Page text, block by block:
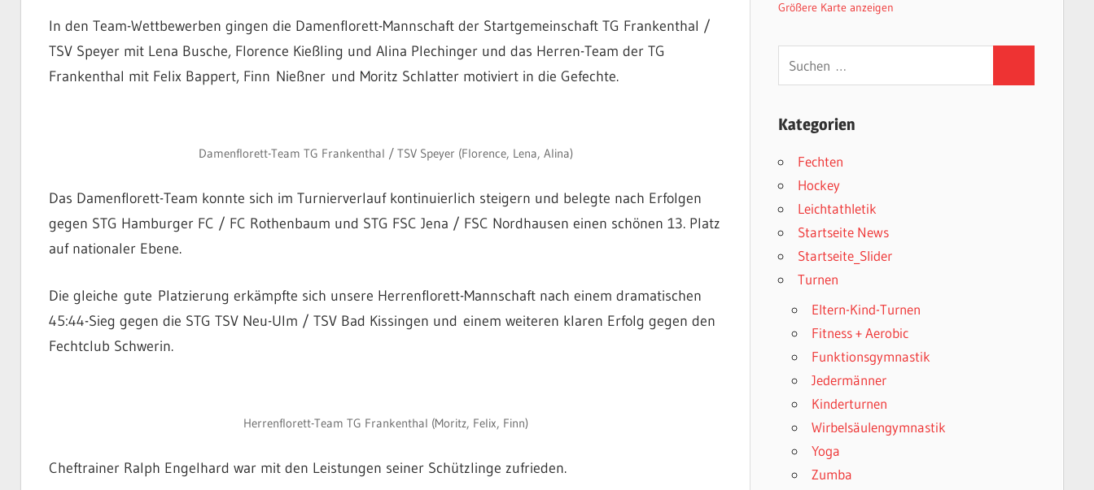
In den Team-Wettbewerben gingen die Damenflorett-Mannschaft der Startgemeinschaft TG Frankenthal /
TSV Speyer mit Lena Busche, Florence Kießling und Alina Plechinger und das Herren-Team der TG
Frankenthal mit Felix Bappert, Finn Nießner und Moritz Schlatter motiviert in die Gefechte.
Damenflorett-Team TG Frankenthal / TSV Speyer (Florence, Lena, Alina)
Das Damenflorett-Team konnte sich im Turnierverlauf kontinuierlich steigern und belegte nach Erfolgen
gegen STG Hamburger FC / FC Rothenbaum und STG FSC Jena / FSC Nordhausen einen schönen 13. Platz
auf nationaler Ebene.
Die gleiche gute Platzierung erkämpfte sich unsere Herrenflorett-Mannschaft nach einem dramatischen
45:44-Sieg gegen die STG TSV Neu-Ulm / TSV Bad Kissingen und einem weiteren klaren Erfolg gegen den
Fechtclub Schwerin.
Herrenflorett-Team TG Frankenthal (Moritz, Felix, Finn)
Cheftrainer Ralph Engelhard war mit den Leistungen seiner Schützlinge zufrieden.
Größere Karte anzeigen
Kategorien
Fechten
Hockey
Leichtathletik
Startseite News
Startseite_Slider
Turnen
Eltern-Kind-Turnen
Fitness + Aerobic
Funktionsgymnastik
Jedermänner
Kinderturnen
Wirbelsäulengymnastik
Yoga
Zumba